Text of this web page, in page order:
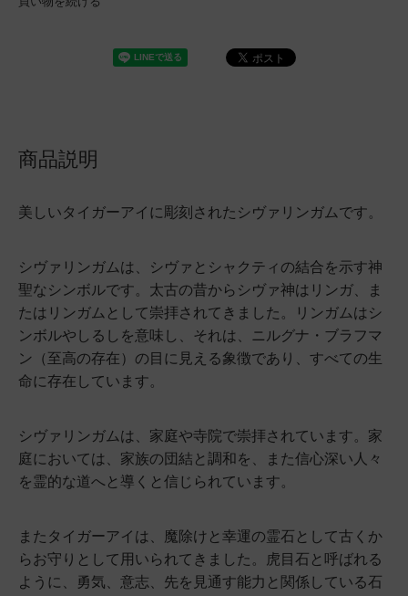
商品説明
美しいタイガーアイに彫刻されたシヴァリンガムです。
シヴァリンガムは、シヴァとシャクティの結合を示す神
聖なシンボルです。太古の昔からシヴァ神はリンガ、ま
たはリンガムとして崇拝されてきました。リンガムはシ
ンボルやしるしを意味し、それは、ニルグナ・ブラフマ
ン（至高の存在）の目に見える象徴であり、すべての生
命に存在しています。
シヴァリンガムは、家庭や寺院で崇拝されています。家
庭においては、家族の団結と調和を、また信心深い人々
を霊的な道へと導くと信じられています。
またタイガーアイは、魔除けと幸運の霊石として古くか
らお守りとして用いられてきました。虎目石と呼ばれる
ように、勇気、意志、先を見通す能力と関係している石